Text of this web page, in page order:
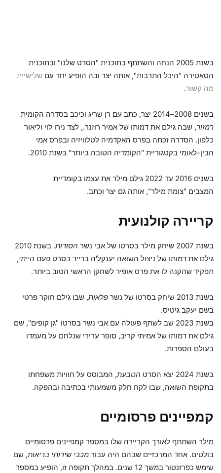
בשנת 2005 הנחה והשתתף בתוכנית "הסרט שלנו" ובתוכנית
הסאטירה "היכל התרבות", אותה יצר ובה הופיע יחד עם שלישיית
מה קשור.
בשנים 2008–2014 יצר, כתב עם רן שריג וכיכב בסדרה הקומית
רמזור, שבה גילם את דמותו של אמיר רוזנר., לצד נירו לוי וליאור
כלפון. הסדרה זכתה בפרס האקדמיה לטלוויזיה ובפרס אמי
הבין-לאומי בקטגוריית "הקומדיה הטובה ביותר" בשנת 2010.
בשנים 2016 עד 2022 גילם מילר את עצמו בקומדיית
המצבים "צומת מילר", אותה גם יצר וכתב.
קריירה קולנועית
בשנת 2007 שיחק מילר בסרטו של אבי נשר הסודות
. בשנת 2010
גילם את דמותו של ניצול השואה יענקל'ה ברייד בסרט פעם הייתי,
תפקיד שהקנה לו את פרס אופיר לשחקן הראשי הטוב ביותר.
בשנת 2013 שיחק בסרטו של נשר פלאות, שבו גילם חוקר פרטי
בשם יעקב גיטיס.
בשנת 2023 שב לשתף פעולה עם אבי נשר בסרטו "גן קופים", שם
גילם את דמותו של אמיתי קריב, סופר ערירי שנלחם על מעמדו
בעולם הספרות.
בשנת 2024 יצא הסרט הטבעת, המבוסס על חוויות משפחתו
בתקופת השואה, שבו לקח חלק משמעותי בכתיבה ובהפקה.
קמפיינים פרסומיים
מילר השתתף לאורך הקריירה שלו במספר קמפיינים פרסומיים
בולטים. אחד המרכזיים שבהם היה עבור מכבי שירותי בריאות, שם
שימש כפרזנטור במשך 12 שנים. במהלך תקופה זו, הופיע במספר